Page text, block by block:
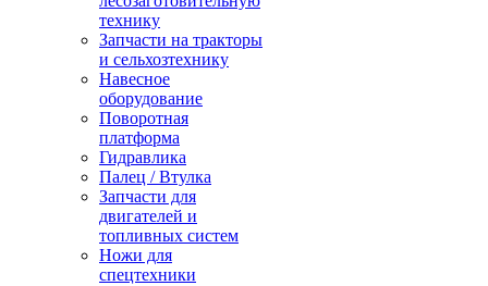
технику
Запчасти на тракторы
и сельхозтехнику
Навесное
оборудование
Поворотная
платформа
Гидравлика
Палец / Втулка
Запчасти для
двигателей и
топливных систем
Ножи для
спецтехники